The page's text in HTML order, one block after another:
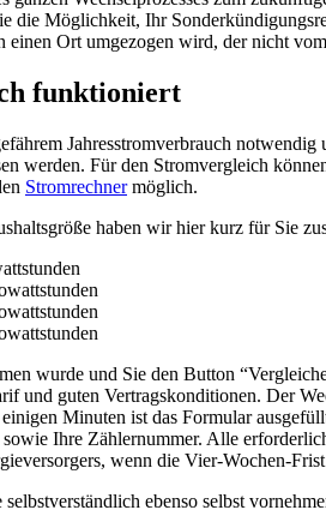
die Möglichkeit, Ihr
einen Ort umgezogen wird, der nicht
funktioniert
Jahresstromverbrauch
werden. Für den Stromvergleich
Stromrechnermöglich.
haben wir hier kurz für Sie
wurde und Sie den Button
und guten Vertragskonditionen. Der
Minuten ist das Formular
Ihre Zählernummer. Alle
wenn die Vier-Wochen-
ebenso selbst